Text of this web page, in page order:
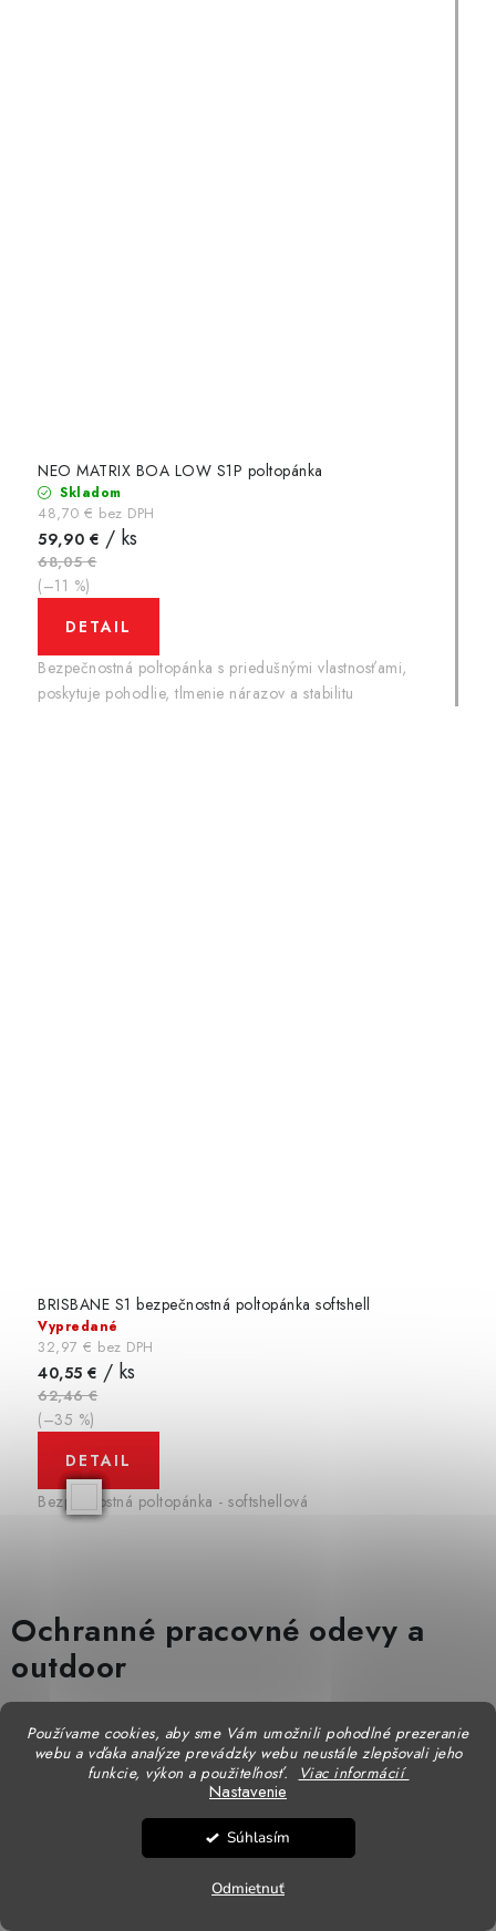
Používame cookies, aby sme Vám umožnili pohodlné prezeranie
webu a vďaka analýze prevádzky webu neustále zlepšovali jeho
funkcie, výkon a použiteľnosť.
Viac informácií
Nastavenie
Odmietnuť
Súhlasím
NEO MATRIX BOA LOW S1P poltopánka
Skladom
48,70 € bez DPH
59,90 € / ks
68,05 €
(–11 %)
DETAIL
Bezpečnostná poltopánka s priedušnými vlastnosťami,
poskytuje pohodlie, tlmenie nárazov a stabilitu
BRISBANE S1 bezpečnostná poltopánka softshell
Vypredané
32,97 € bez DPH
40,55 € / ks
62,46 €
(–35 %)
DETAIL
Bezpečnostná poltopánka - softshellová
Ochranné pracovné odevy a
outdoor
pomôcok sa odzrkadľuje nielen postavenie zamestnávateľa voči
ochrane zdravia svojich zamestnancov, ale kúpou kvalitných a
pekných odevov sa odzrkadlí i šarm a vonkajší dojem vášho
a ostatných pracovných pomôcok.